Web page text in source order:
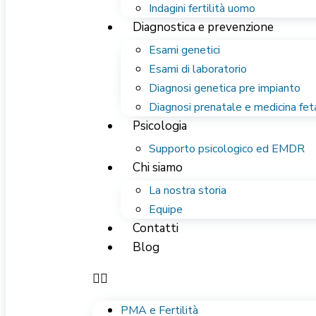
Indagini fertilità uomo
Diagnostica e prevenzione
Esami genetici
Esami di laboratorio
Diagnosi genetica pre impianto
Diagnosi prenatale e medicina
Psicologia
Supporto psicologico ed EMDR
Chi siamo
La nostra storia
Equipe
Contatti
Blog
PMA e Fertilità